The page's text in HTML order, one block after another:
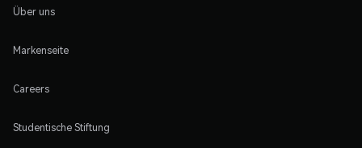
Über uns
Markenseite
Careers
Studentische Stiftung